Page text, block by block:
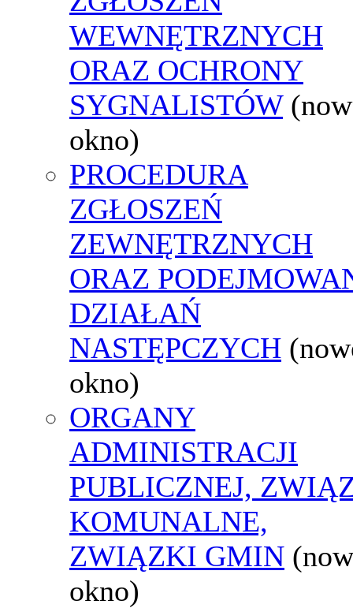
WEWNĘTRZNYCH
ORAZ OCHRONY
SYGNALISTÓW
okno)
PROCEDURA
ZGŁOSZEŃ
ZEWNĘTRZNYCH
ORAZ
DZIAŁAŃ
NASTĘPCZYCH
okno)
ORGANY
ADMINISTRACJI
PUBLICZNEJ,
KOMUNALNE,
ZWIĄZKI GMIN
okno)